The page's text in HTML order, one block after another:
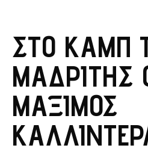
ΣΤΟ ΚΑΜΠ
ΜΑΔΡΊΤΗΣ
ΜΆΞΙΜΟΣ